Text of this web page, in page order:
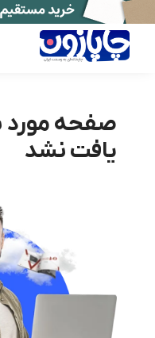
صفحه مورد
یافت نشد